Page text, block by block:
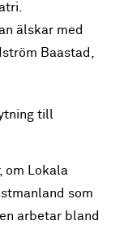
älskar med
Baastad,
till
om Lokala
som
arbetar bland